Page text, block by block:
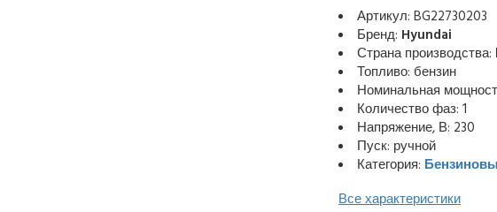
Артикул: BG22730203
Бренд: Hyundai
Страна производства:
Топливо: бензин
Номинальная
Количество фаз: 1
Напряжение, В: 230
Пуск: ручной
Категория:
Все характеристики